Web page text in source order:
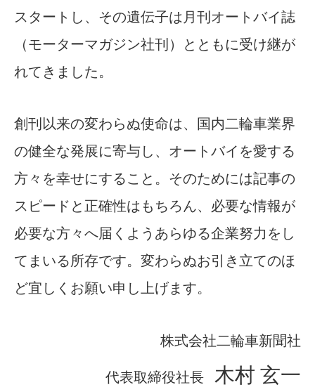
スタートし、その遺伝子は月刊オートバイ誌
（モーターマガジン社刊）とともに受け継が
れてきました。
創刊以来の変わらぬ使命は、国内二輪車業界
の健全な発展に寄与し、オートバイを愛する
方々を幸せにすること。そのためには記事の
スピードと正確性はもちろん、必要な情報が
必要な方々へ届くようあらゆる企業努力をし
てまいる所存です。変わらぬお引き立てのほ
ど宜しくお願い申し上げます。
株式会社二輪車新聞社
代表取締役社長 木村 玄一